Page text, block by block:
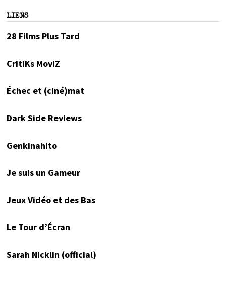
LIENS
28 Films Plus Tard
CritiKs MoviZ
Échec et (ciné)mat
Dark Side Reviews
Genkinahito
Je suis un Gameur
Jeux Vidéo et des Bas
Le Tour d’Écran
Sarah Nicklin (official)